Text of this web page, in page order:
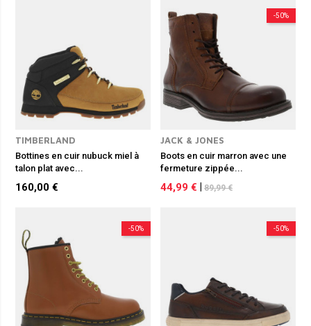
TIMBERLAND
Bottines en cuir nubuck miel à
talon plat avec...
160,00 €
-50%
JACK & JONES
Boots en cuir marron avec une
fermeture zippée...
44,99 € 89,99 €
-50% -50%